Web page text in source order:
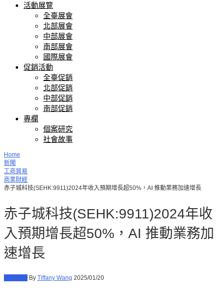
活動展覽
全臺展會
北部展會
中部展會
南部展會
國際展會
促銷活動
全臺促銷
北部促銷
中部促銷
南部促銷
專欄
個案研究
社會故事
Home
新聞
工商貿易
商業財經
赤子城科技(SEHK:9911)2024年收入預期增長超50%，AI 推動業務加速增長
赤子城科技(SEHK:9911)2024年收
入預期增長超50%，AI 推動業務加
速增長
By Tiffany Wang 2025/01/20